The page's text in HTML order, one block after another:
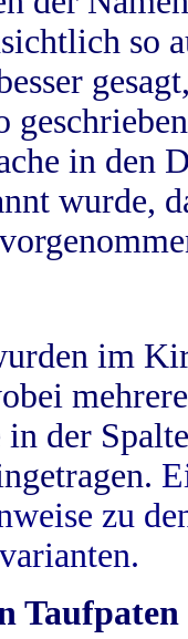
so
in
wurde,
im
der
zu
Taufpaten